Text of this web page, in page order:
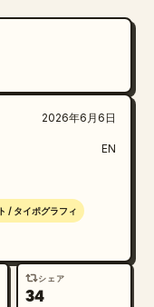
2026年6月6日
EN
/ タイポグラフィ
シェア
34